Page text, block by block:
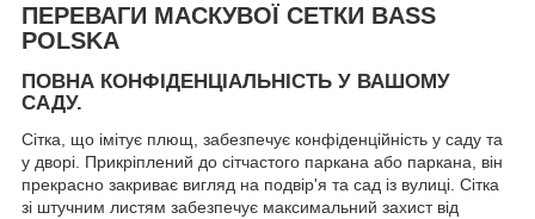
ПЕРЕВАГИ МАСКУВОЇ СЕТКИ BASS
POLSKA
ПОВНА КОНФІДЕНЦІАЛЬНІСТЬ У ВАШОМУ
САДУ.
Сітка, що імітує плющ, забезпечує конфіденційність у саду та
у дворі. Прикріплений до сітчастого паркана або паркана, він
прекрасно закриває вигляд на подвір'я та сад із вулиці. Сітка
зі штучним листям забезпечує максимальний захист від